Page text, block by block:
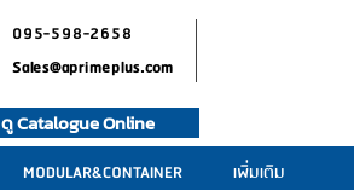
095-598-2658
Sales@aprimeplus.com
ดู Catalogue Online
MODULAR&CONTAINER เพิ่มเติม